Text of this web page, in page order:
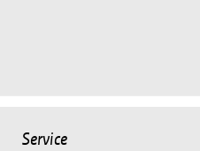
Service